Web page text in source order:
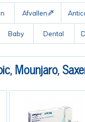
Afvallen
Baby Dental
Mounjaro,